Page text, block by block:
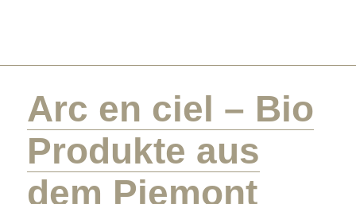
Arc en ciel – Bio
Produkte aus
dem Piemont